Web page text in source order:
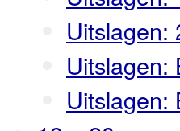
Uitslagen:
Uitslagen:
Uitslagen: